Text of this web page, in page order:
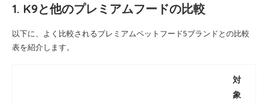
1. K9と他のプレミアムフードの比較
以下に、よく比較されるプレミアムペットフード5ブランドとの比較
表を紹介します。
対
象